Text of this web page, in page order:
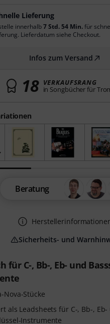
für C-, Bb-, Eb- und
Nova-Stücke
als Leadsheets für C-, Bb-, Eb-
Instrumente
Lieferung
innerhalb7 Std. 54 Min.für
Lieferdatum siehe Checkout.
Infos zum Versand
18 VERKAUFSRANG
in Songbücher für
Beratung
Sicherheits- und